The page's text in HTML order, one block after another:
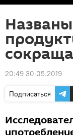
20:49 30.05.2019
Подписаться